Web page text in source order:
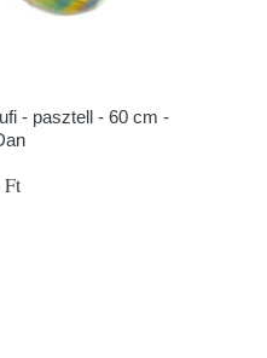
- pasztell - 60 cm -
Ft